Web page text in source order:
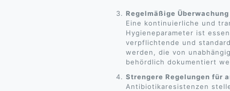
Regelmäßige
Eine kontinuierliche und
Hygieneparameter ist
verpflichtende und
werden, die von
behördlich dokumentiert
Strengere Regelungen für
Antibiotikaresistenzen